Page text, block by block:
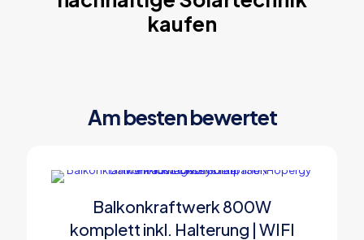
kaufen
Am besten bewertet
IM ANGEBOT
Balkonkraftwerk 800W
komplett inkl. Halterung | WIFI